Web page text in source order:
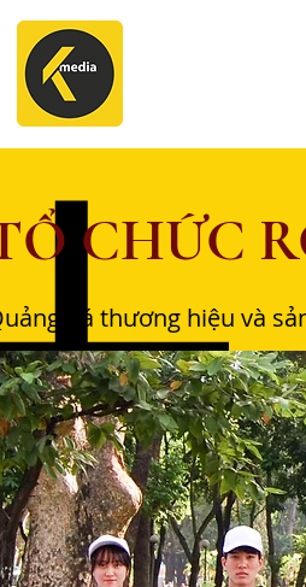
CHỨC
bá thương hiệu và